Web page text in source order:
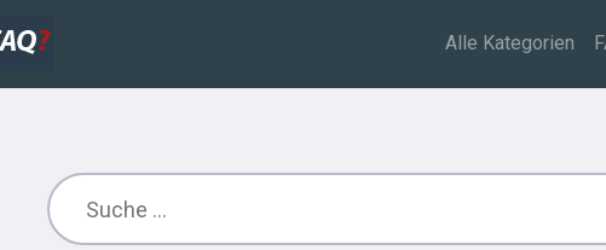
Alle Kategorien